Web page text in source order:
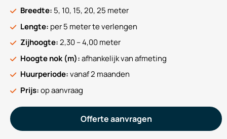
Breedte: 5, 10, 15, 20, 25 meter
Lengte: per 5 meter te verlengen
Zijhoogte:2,30 – 4,00 meter
Hoogte nok (m):afhankelijk van afmeting
Huurperiode:vanaf 2 maanden
Prijs:op aanvraag
Offerte aanvragen